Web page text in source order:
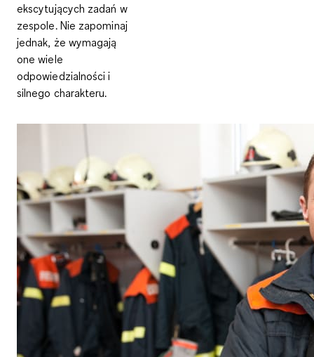
ekscytujących zadań w
zespole. Nie zapominaj
jednak, że wymagają
one wiele
odpowiedzialności i
silnego charakteru.